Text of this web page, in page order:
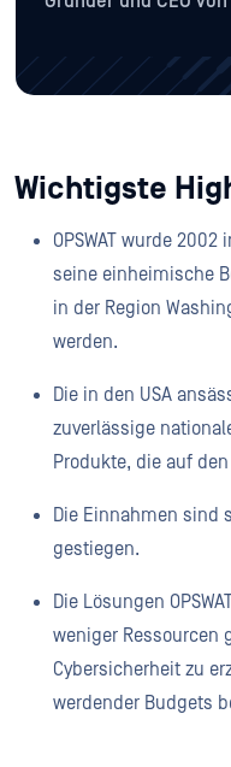
Wichtigste
OPSWAT wurde
seine einheimische
in der Region
werden.
Die in den USA
zuverlässige
Produkte, die auf
Die Einnahmen sind
gestiegen.
Die Lösungen
weniger Ressourcen
Cybersicherheit zu
werdender Budgets